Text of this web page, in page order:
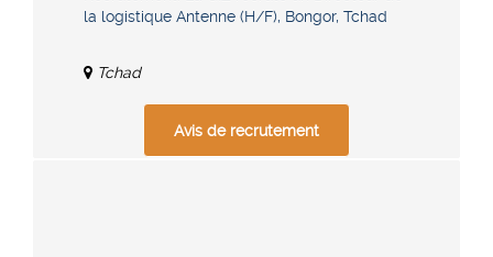
la logistique Antenne (H/F), Bongor, Tchad
Tchad
Avis de recrutement